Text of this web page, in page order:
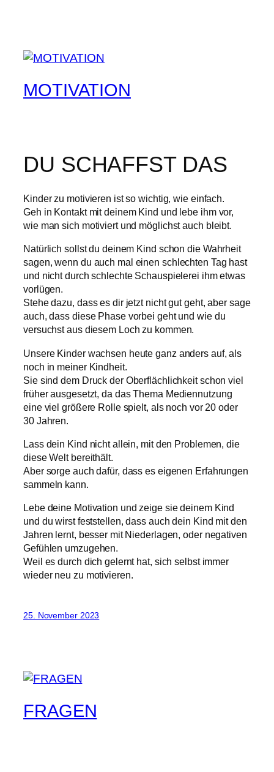
MOTIVATION
DU SCHAFFST DAS
Kinder zu motivieren ist so wichtig, wie einfach.
Geh in Kontakt mit deinem Kind und lebe ihm vor,
wie man sich motiviert und möglichst auch bleibt.
Natürlich sollst du deinem Kind schon die Wahrheit
sagen, wenn du auch mal einen schlechten Tag hast
und nicht durch schlechte Schauspielerei ihm etwas
vorlügen.
Stehe dazu, dass es dir jetzt nicht gut geht, aber sage
auch, dass diese Phase vorbei geht und wie du
versuchst aus diesem Loch zu kommen.
Unsere Kinder wachsen heute ganz anders auf, als
noch in meiner Kindheit.
Sie sind dem Druck der Oberflächlichkeit schon viel
früher ausgesetzt, da das Thema Mediennutzung
eine viel größere Rolle spielt, als noch vor 20 oder
30 Jahren.
Lass dein Kind nicht allein, mit den Problemen, die
diese Welt bereithält.
Aber sorge auch dafür, dass es eigenen Erfahrungen
sammeln kann.
Lebe deine Motivation und zeige sie deinem Kind
und du wirst feststellen, dass auch dein Kind mit den
Jahren lernt, besser mit Niederlagen, oder negativen
Gefühlen umzugehen.
Weil es durch dich gelernt hat, sich selbst immer
wieder neu zu motivieren.
25. November 2023
FRAGEN